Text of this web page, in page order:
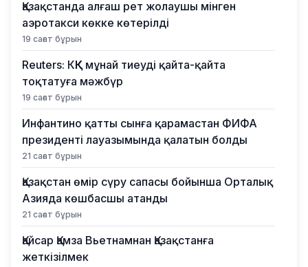
Қазақстанда алғаш рет жолаушы мінген
аэротакси көкке көтерілді
19 сағат бұрын
Reuters: КҚК мұнай тиеуді қайта-қайта
тоқтатуға мәжбүр
19 сағат бұрын
Инфантино қатты сынға қарамастан ФИФА
президенті лауазымында қалатын болды
21 сағат бұрын
Қазақстан өмір сүру сапасы бойынша Орталық
Азияда көшбасшы атанды
21 сағат бұрын
Қайсар Қамза Вьетнамнан Қазақстанға
жеткізілмек